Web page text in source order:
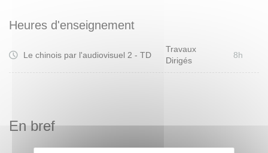
Heures d'enseignement
Le chinois par l'audiovisuel 2 - TD
Travaux
Dirigés
8h
En bref